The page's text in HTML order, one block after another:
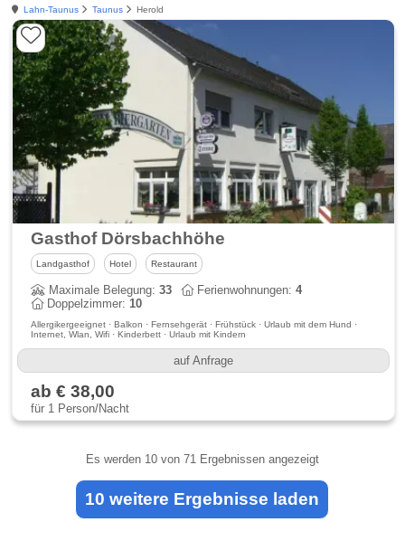
Lahn-Taunus Taunus Herold
Gasthof Dörsbachhöhe
Landgasthof Hotel Restaurant
Maximale Belegung:33 Ferienwohnungen:4
Doppelzimmer:10
Allergikergeeignet · Balkon · Fernsehgerät · Frühstück · Urlaub mit dem Hund ·
Internet, Wlan, Wifi · Kinderbett · Urlaub mit Kindern
auf Anfrage
ab € 38,00
für 1 Person/Nacht
Es werden 10von 71 Ergebnissen angezeigt
10 weitere Ergebnisse laden